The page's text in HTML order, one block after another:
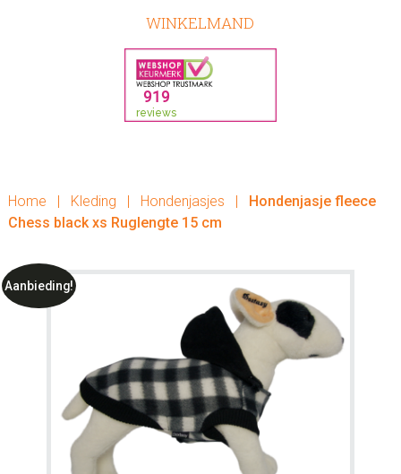
WINKELMAND
Home | Kleding | Hondenjasjes |
Hondenjasje fleece
Chess black xs Ruglengte 15 cm
Aanbieding!